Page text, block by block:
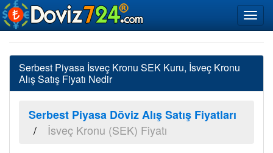
Serbest Piyasa İsveç Kronu SEK Kuru, İsveç Kronu
Alış Satış Fiyatı Nedir
Serbest Piyasa Döviz Alış Satış Fiyatları
İsveç Kronu (SEK) Fiyatı